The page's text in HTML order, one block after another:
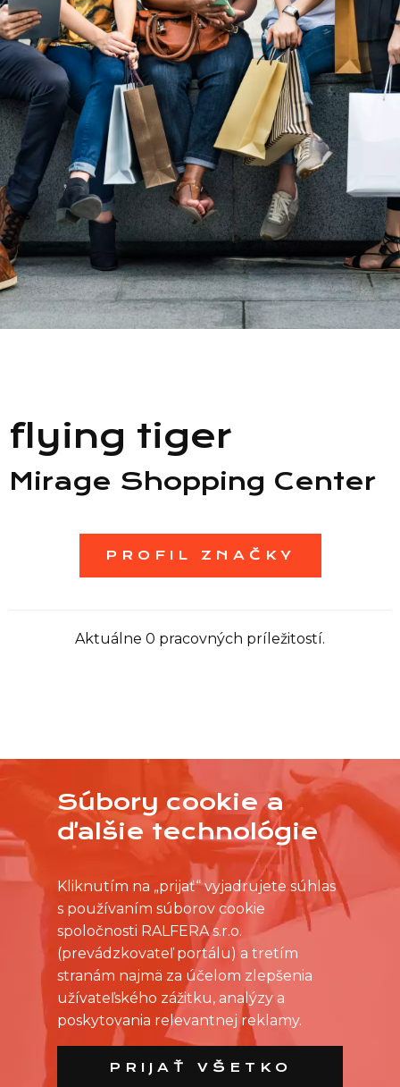
Zoznam predajní
Informácie
flying tiger
Mirage Shopping Center
PROFIL ZNAČKY
Aktuálne 0 pracovných príležitostí.
NEVYBRALI STE SI Z PRACOVNÝCH PONÚK?
OSLOVTE PREDAJŇU PRIAMO S VAŠIMI
ČASOVÝMI MOŽNOSŤAMI
Súbory cookie a
ďalšie technológie
Kliknutím na „prijať“ vyjadrujete súhlas
s používaním súborov cookie
spoločnosti RALFERA s.r.o.
(prevádzkovateľ portálu) a tretím
stranám najmä za účelom zlepšenia
užívateľského zážitku, analýzy a
poskytovania relevantnej reklamy.
PRIJAŤ VŠETKO